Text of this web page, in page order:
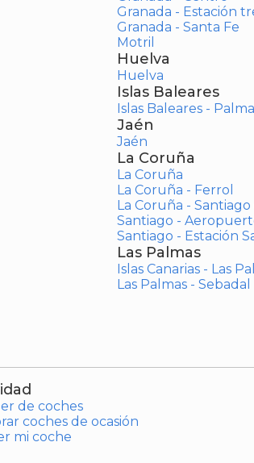
Granada - Estación
Granada - Santa Fe
Motril
Huelva
Huelva
Islas Baleares
Islas Baleares -
Jaén
Jaén
La Coruña
La Coruña
La Coruña - Ferrol
La Coruña -
Santiago -
Santiago - Estación
Las Palmas
Islas Canarias - Las
Las Palmas - Sebadal
de coches
coches de ocasión
mi coche